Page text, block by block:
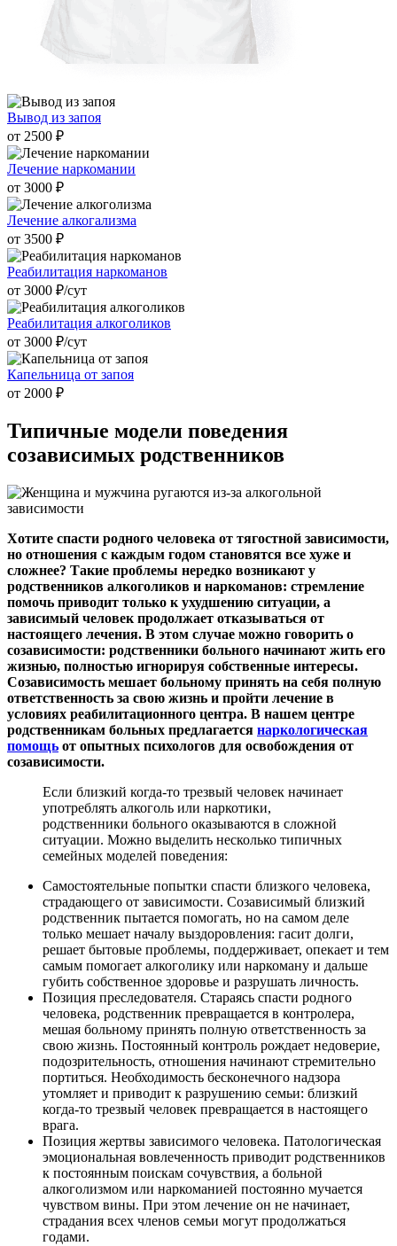
Вывод из запоя
от 2500 ₽
Лечение наркомании
от 3000 ₽
Лечение алкогализма
от 3500 ₽
Реабилитация наркоманов
от 3000 ₽/cут
Реабилитация алкоголиков
от 3000 ₽/cут
Капельница от запоя
от 2000 ₽
Типичные модели поведения
созависимых родственников
Хотите спасти родного человека от тягостной зависимости,
но отношения с каждым годом становятся все хуже и
сложнее? Такие проблемы нередко возникают у
родственников алкоголиков и наркоманов: стремление
помочь приводит только к ухудшению ситуации, а
зависимый человек продолжает отказываться от
настоящего лечения. В этом случае можно говорить о
созависимости: родственники больного начинают жить его
жизнью, полностью игнорируя собственные интересы.
Созависимость мешает больному принять на себя полную
ответственность за свою жизнь и пройти лечение в
условиях реабилитационного центра. В нашем центре
родственникам больных предлагается наркологическая
помощь от опытных психологов для освобождения от
созависимости.
Если близкий когда-то трезвый человек начинает
употреблять алкоголь или наркотики,
родственники больного оказываются в сложной
ситуации. Можно выделить несколько типичных
семейных моделей поведения:
Самостоятельные попытки спасти близкого человека,
страдающего от зависимости. Созависимый близкий
родственник пытается помогать, но на самом деле
только мешает началу выздоровления: гасит долги,
решает бытовые проблемы, поддерживает, опекает и тем
самым помогает алкоголику или наркоману и дальше
губить собственное здоровье и разрушать личность.
Позиция преследователя. Стараясь спасти родного
человека, родственник превращается в контролера,
мешая больному принять полную ответственность за
свою жизнь. Постоянный контроль рождает недоверие,
подозрительность, отношения начинают стремительно
портиться. Необходимость бесконечного надзора
утомляет и приводит к разрушению семьи: близкий
когда-то трезвый человек превращается в настоящего
врага.
Позиция жертвы зависимого человека. Патологическая
эмоциональная вовлеченность приводит родственников
к постоянным поискам сочувствия, а больной
алкоголизмом или наркоманией постоянно мучается
чувством вины. При этом лечение он не начинает,
страдания всех членов семьи могут продолжаться
годами.